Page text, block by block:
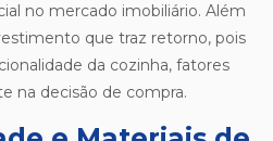
no mercado imobiliário. Além
que traz retorno, pois
da cozinha, fatores
na decisão de compra.